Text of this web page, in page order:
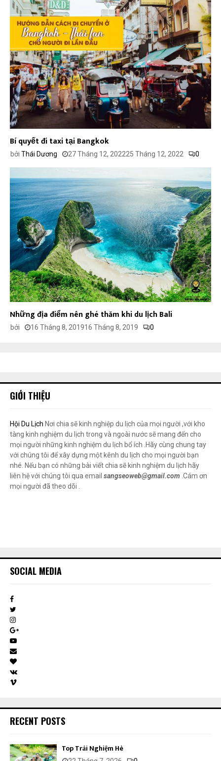
Bí quyết đi taxi tại Bangkok
bởi Thái Dương 27 Tháng 12, 202225 Tháng 12, 2022 0
Những địa điểm nên ghé thăm khi du lịch Bali
bởi 16 Tháng 8, 201916 Tháng 8, 2019 0
GIỚI THIỆU
Hội Du Lịch Nơi chia sẽ kinh nghiệp du lịch của mọi người ,với kho
tàng kinh nghiệm du lịch trong và ngoài nước sẽ mang đến cho
mọi người những kinh nghiệm du lịch bổ ích .Hãy cùng chung tay
với chúng tôi để xây dựng một kênh du lịch cho mọi người bạn
nhé. Nếu bạn có những bài viết chia sẽ kinh nghiệm du lịch hãy
liên hệ với chúng tôi qua email sangseoweb@gmail.com .Cám ơn
mọi người đã theo dõi .
SOCIAL MEDIA
RECENT POSTS
Top Trải Nghiệm Hè